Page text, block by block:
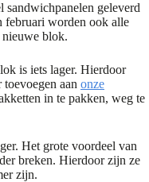
sandwichpanelen geleverd
februari worden ook alle
nieuwe blok.
is iets lager. Hierdoor
aan onze
in te pakken, weg te
Het grote voordeel van
breken. Hierdoor zijn ze
zijn.